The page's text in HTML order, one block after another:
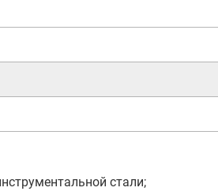
стали;